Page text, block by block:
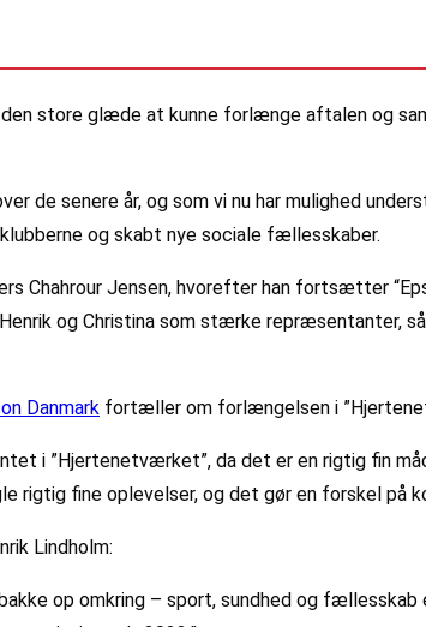
store glæde at kunne forlænge aftalen og
de senere år, og som vi nu har mulighed
og skabt nye sociale fællesskaber.
Chahrour Jensen, hvorefter han fortsætter
og Christina som stærke repræsentanter,
Danmark fortæller om forlængelsen i
i ”Hjertenetværket”, da det er en rigtig fin
rigtig fine oplevelser, og det gør en forskel på
Lindholm:
op omkring – sport, sundhed og